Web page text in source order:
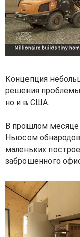
Концепция
решения
но и в США.
В прошлом месяце
Ньюсом
маленьких
заброшенного